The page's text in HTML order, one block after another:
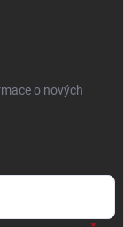
o nových